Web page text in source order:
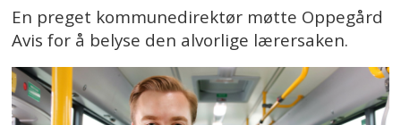
statue av Eriksen på Oscarsborg og i
2008 avduket kong Harald et portrett
av Eriksen i Oslo Militære Samfund.
Kilde:Wikipedia
En preget kommunedirektør møtte Oppegård
Avis for å belyse den alvorlige lærersaken.